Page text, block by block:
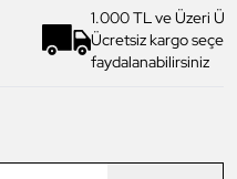
1.000 TL ve Üzeri
Ücretsiz kargo
faydalanabilirsiniz